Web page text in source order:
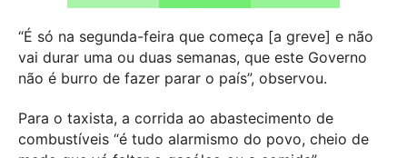
“É só na segunda-feira que começa [a greve] e não
vai durar uma ou duas semanas, que este Governo
não é burro de fazer parar o país”, observou.
Para o taxista, a corrida ao abastecimento de
combustíveis “é tudo alarmismo do povo, cheio de